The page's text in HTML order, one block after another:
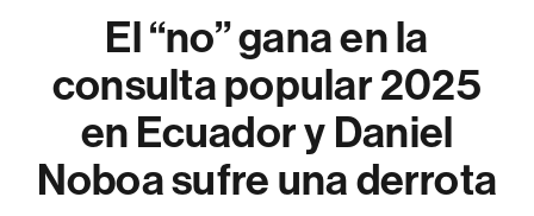
El “no” gana en la
consulta popular 2025
en Ecuador y Daniel
Noboa sufre una derrota